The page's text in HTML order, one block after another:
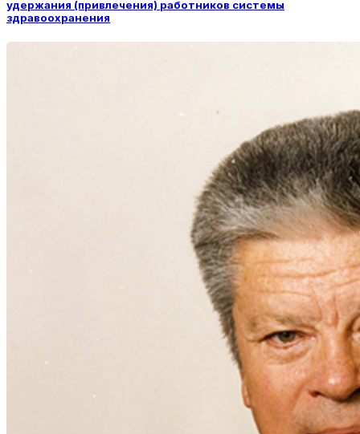
удержания (привлечения) работников системы
здравоохранения